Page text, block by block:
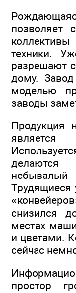
позволяет
техники.
разрешают
дому.
моделью
заводы
Продукция
Трудящиеся
снизился
местах
и цветами.
сейчас
простор